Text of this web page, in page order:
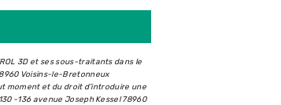
3D et ses sous-traitants dans le
Voisins-le-Bretonneux
moment et du droit d’introduire une
-136 avenue Joseph Kessel 78960